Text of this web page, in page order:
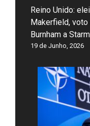
Reino Unido:
Makerfield,
Burnham a
19 de Junho, 2026